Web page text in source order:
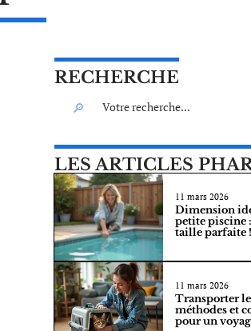
RECHERCHE
LES ARTICLES
11 mars 2026
Dimension
petite piscine
taille parfaite !
11 mars 2026
Transporter
méthodes et
pour un